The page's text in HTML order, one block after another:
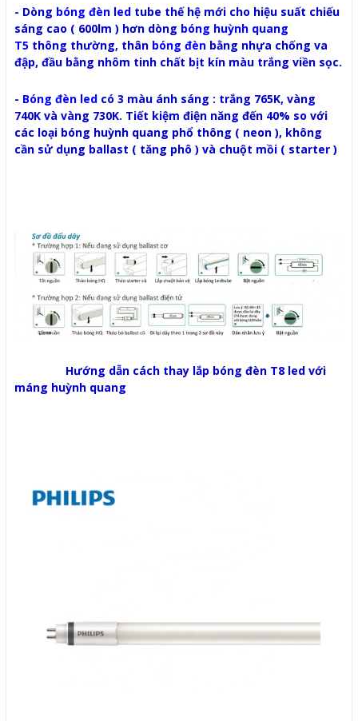
- Dòng bóng đèn led tube thế hệ mới cho hiệu suất chiếu
sáng cao ( 600lm ) hơn dòng bóng huỳnh quang
T5 thông thường, thân bóng đèn bằng nhựa chống va
đập, đầu bằng nhôm tinh chất bịt kín màu trắng viền sọc.
- Bóng đèn led có 3 màu ánh sáng : trắng 765K, vàng
740K và vàng 730K. Tiết kiệm điện năng đến 40% so với
các loại bóng huỳnh quang phổ thông ( neon ), không
cần sử dụng ballast ( tăng phô ) và chuột mồi ( starter )
Hướng dẫn cách thay lắp bóng đèn T8 led với
máng huỳnh quang